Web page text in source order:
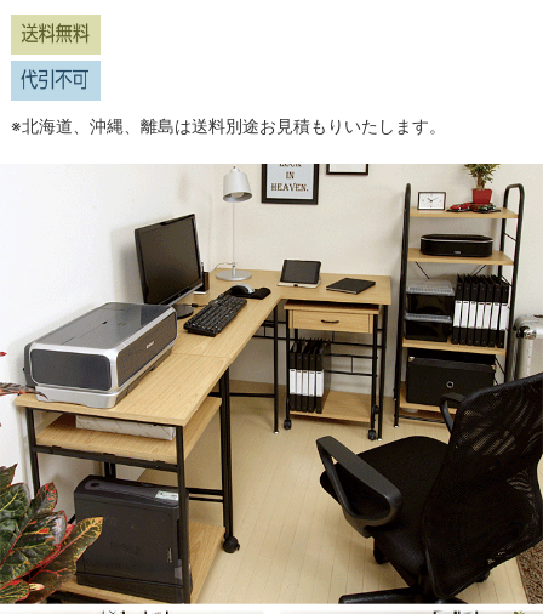
※北海道、沖縄、離島は送料別途お見積もりいたします。